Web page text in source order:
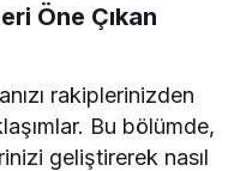
Öne Çıkan
rakiplerinizden
Bu bölümde,
geliştirerek nasıl